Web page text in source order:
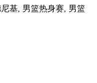
尼基, 男篮热身赛, 男篮